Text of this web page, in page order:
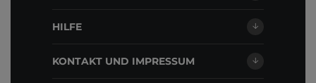
HILFE
KONTAKT UND IMPRESSUM